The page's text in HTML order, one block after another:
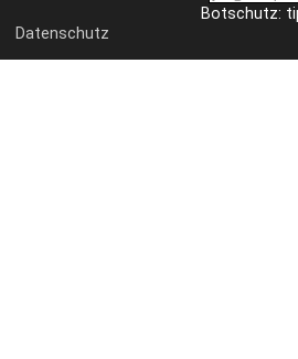
Datenschutz
Botschutz: